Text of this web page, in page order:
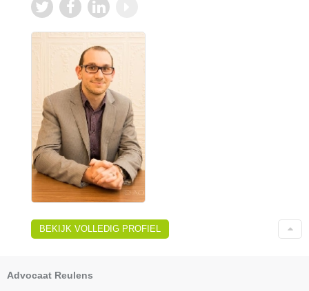
BEKIJK VOLLEDIG PROFIEL
Advocaat Reulens